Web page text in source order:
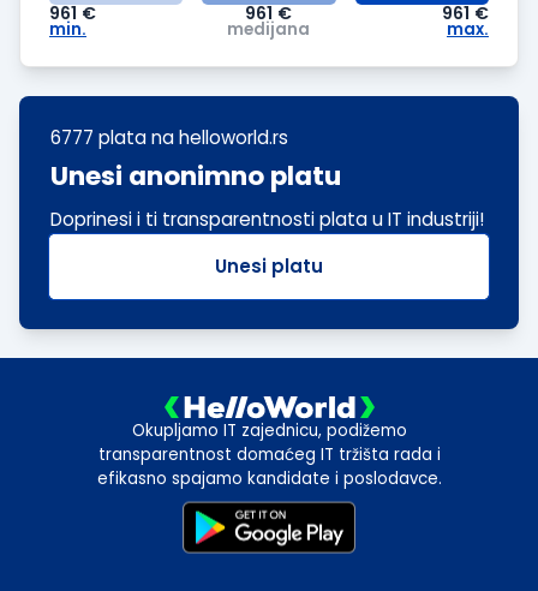
961 €
min.
961 €
medijana
961 €
max.
6777 platana helloworld.rs
Unesi anonimno platu
Doprinesi i ti transparentnosti plata u IT industriji!
Unesi platu
Okupljamo IT zajednicu, podižemo
transparentnost domaćeg IT tržišta rada i
efikasno spajamo kandidate i poslodavce.